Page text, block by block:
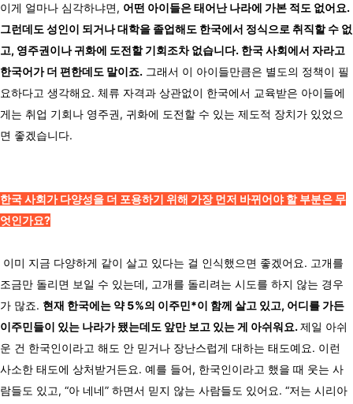
이게 얼마나 심각하냐면, 어떤 아이들은 태어난 나라에 가본 적도 없어요.
그런데도 성인이 되거나 대학을 졸업해도 한국에서 정식으로 취직할 수 없
고, 영주권이나 귀화에 도전할 기회조차 없습니다. 한국 사회에서 자라고
한국어가 더 편한데도 말이죠. 그래서 이 아이들만큼은 별도의 정책이 필
요하다고 생각해요. 체류 자격과 상관없이 한국에서 교육받은 아이들에
게는 취업 기회나 영주권, 귀화에 도전할 수 있는 제도적 장치가 있었으
면 좋겠습니다.
한국 사회가 다양성을 더 포용하기 위해 가장 먼저 바뀌어야 할 부분은 무
엇인가요?
이미 지금 다양하게 같이 살고 있다는 걸 인식했으면 좋겠어요. 고개를
조금만 돌리면 보일 수 있는데, 고개를 돌리려는 시도를 하지 않는 경우
가 많죠. 현재 한국에는 약 5%의 이주민*이 함께 살고 있고, 어디를 가든
이주민들이 있는 나라가 됐는데도 앞만 보고 있는 게 아쉬워요.제일 아쉬
운 건 한국인이라고 해도 안 믿거나 장난스럽게 대하는 태도예요. 이런
사소한 태도에 상처받거든요. 예를 들어, 한국인이라고 했을 때 웃는 사
람들도 있고, “아 네네” 하면서 믿지 않는 사람들도 있어요. “저는 시리아